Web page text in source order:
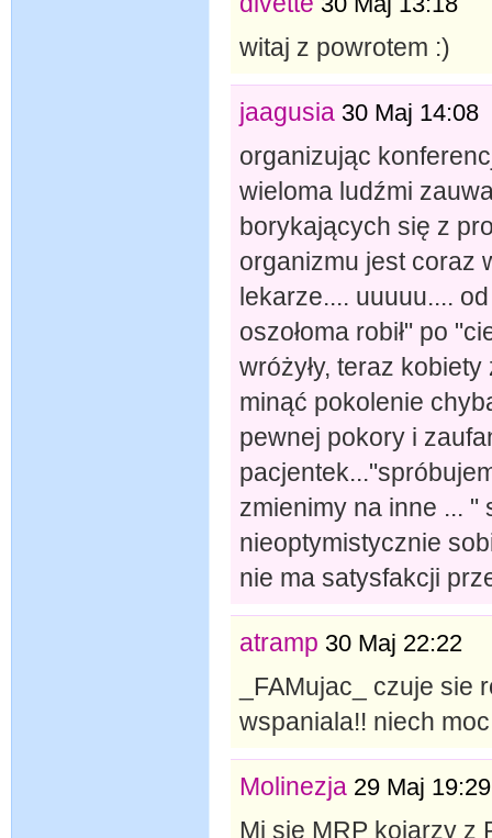
witaj z powrotem :)
jaagusia 30 Maj 14:08
organizując
wieloma ludźmi
borykających się z
organizmu jest coraz
lekarze.... uuuuu....
oszołoma robił" po
wróżyły, teraz
minąć pokolenie
pewnej pokory i
zmienimy na inne ... "
nieoptymistycznie
nie ma satysfakcji
atramp 30 Maj 22:22
_FAMujac_ czuje
wspaniala!! niech
Molinezja 29 Maj 19:29
Mi się MRP kojarzy z